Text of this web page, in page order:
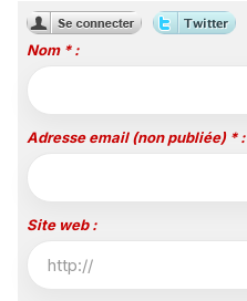
Nom * :
Adresse email (non publiée) * :
Site web :